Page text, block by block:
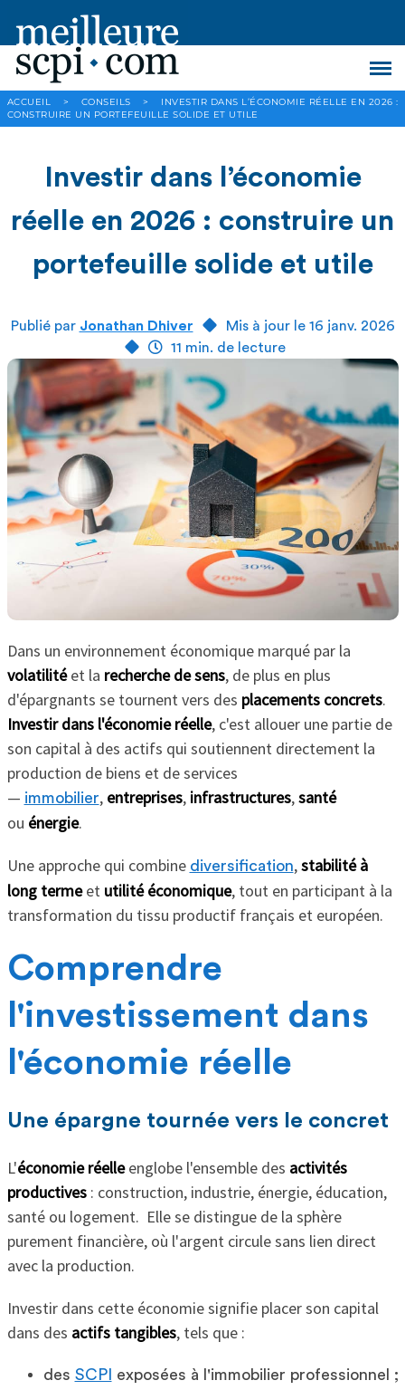
ACCUEIL > CONSEILS >
INVESTIR DANS L’ÉCONOMIE RÉELLE EN 2026 :
CONSTRUIRE UN PORTEFEUILLE SOLIDE ET UTILE
Investir dans l’économie
réelle en 2026 : construire un
portefeuille solide et utile
Publié par Jonathan Dhiver
Mis à jour le 16 janv. 2026
11 min. de lecture
Dans un environnement économique marqué par la
volatilitéet la recherche de sens, de plus en plus
d'épargnants se tournent vers des placements concrets.
Investir dans l'économie réelle, c'est allouer une partie de
son capital à des actifs qui soutiennent directement la
production de biens et de services
— immobilier, entreprises, infrastructures,santé
ou énergie.
Une approche qui combine diversification,stabilité à
long termeet utilité économique, tout en participant à la
transformation du tissu productif français et européen.
Comprendre
l'investissement dans
l'économie réelle
Une épargne tournée vers le concret
L'économie réelleenglobe l'ensemble des activités
productives: construction, industrie, énergie, éducation,
santé ou logement. Elle se distingue de la sphère
purement financière, où l'argent circule sans lien direct
avec la production.
Investir dans cette économie signifie placer son capital
dans des actifs tangibles, tels que :
des SCPI
exposées à l'immobilier professionnel ;